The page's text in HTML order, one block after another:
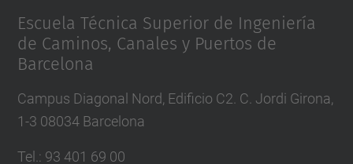
Escuela Técnica Superior de Ingeniería
de Caminos, Canales y Puertos de
Barcelona
Campus Diagonal Nord, Edificio C2. C. Jordi Girona,
1-3 08034 Barcelona
Tel. : 93 401 69 00